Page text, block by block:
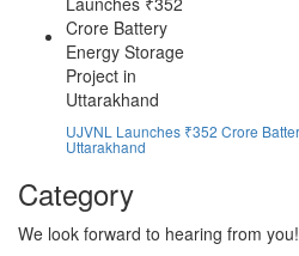
UJVNL Launches ₹352 Crore
Uttarakhand
Category
We look forward to hearing from you!